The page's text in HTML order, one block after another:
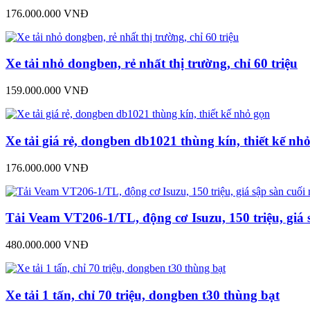
176.000.000 VNĐ
Xe tải nhỏ dongben, rẻ nhất thị trường, chỉ 60 triệu
159.000.000 VNĐ
Xe tải giá rẻ, dongben db1021 thùng kín, thiết kế
176.000.000 VNĐ
Tải Veam VT206-1/TL, động cơ Isuzu, 150 triệu, giá
480.000.000 VNĐ
Xe tải 1 tấn, chỉ 70 triệu, dongben t30 thùng bạt